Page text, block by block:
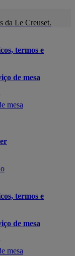
da Le Creuset.
termos e
de mesa
mesa
termos e
de mesa
mesa